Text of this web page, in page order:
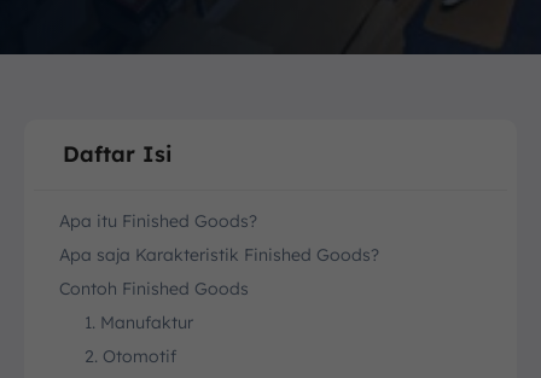
Daftar Isi
Apa itu Finished Goods?
Apa saja Karakteristik Finished Goods?
Contoh Finished Goods
1. Manufaktur
2. Otomotif